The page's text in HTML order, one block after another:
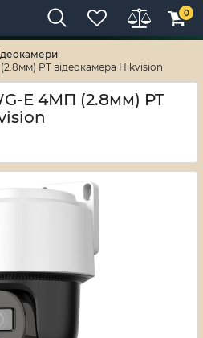
технології! RV-ZAFT
0
PT відеокамера Hikvision
E 4МП (2.8мм) PT